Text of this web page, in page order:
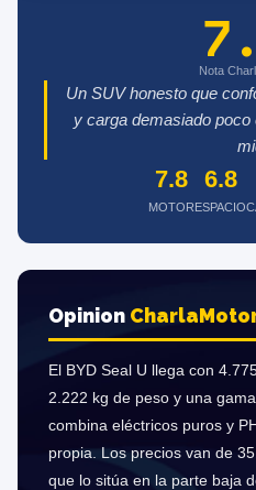
Nota
Un SUV honesto que
y carga demasiado
7.8
MOTOR
6.8
ESPACIO
Opinion Charla
El BYD Seal U llega con
2.222 kg de peso y una
combina eléctricos puros y
propia. Los precios van de
que lo sitúa en la parte baja